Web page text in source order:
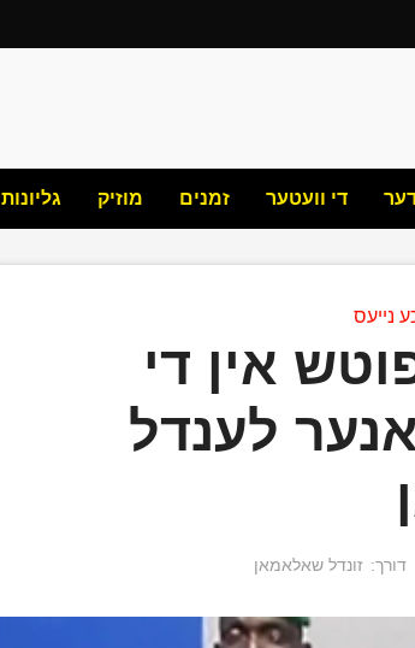
די וועטער זמנים מוזיק גליונות
נייעס
אין די
לענדל
דורך: זונדל שאלאמאן